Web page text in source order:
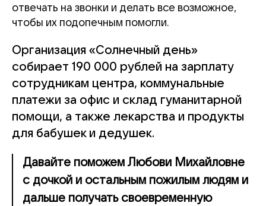
отвечать на звонки и делать все возможное,
чтобы их подопечным помогли.
Организация «Солнечный день»
собирает 190 000 рублей на зарплату
сотрудникам центра, коммунальные
платежи за офис и склад гуманитарной
помощи, а также лекарства и продукты
для бабушек и дедушек.
Давайте поможем Любови Михайловне
с дочкой и остальным пожилым людям и
дальше получать своевременную